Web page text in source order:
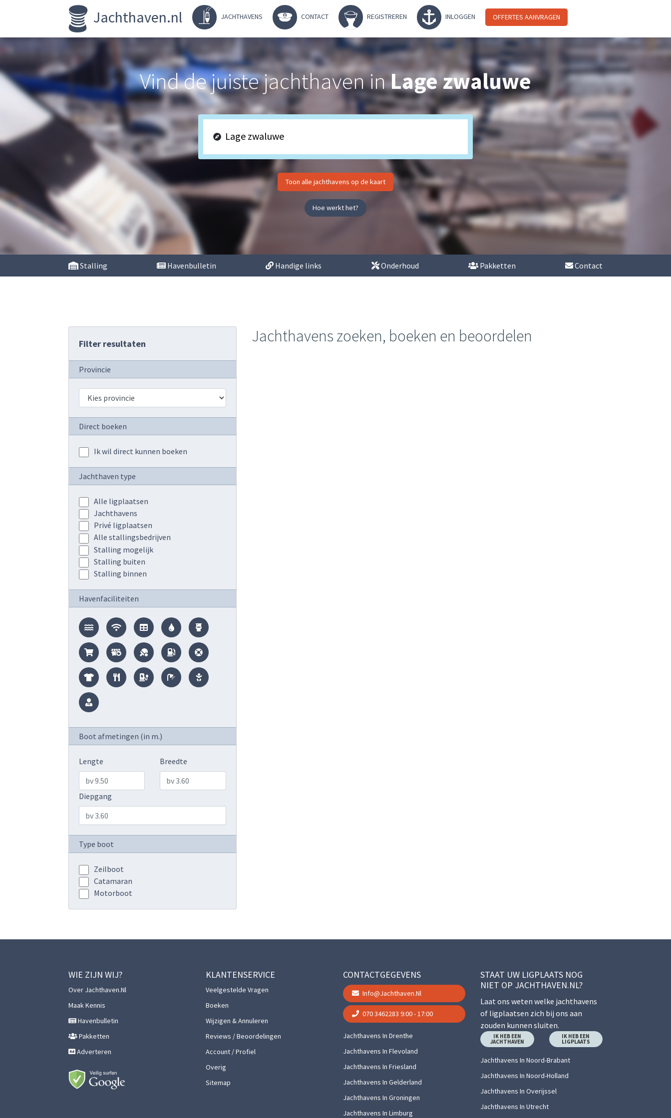
Jachthaven.nl JACHTHAVENS CONTACT REGISTREREN INLOGGEN OFFERTES AANVRAGEN
Vind de juiste jachthaven inLage zwaluwe
Toon alle jachthavens op de kaart
Hoe werkt het?
Stalling Havenbulletin Handige links Onderhoud Pakketten Contact
Filter resultaten
Provincie
Direct boeken
Ik wil direct kunnen boeken
Jachthaven type
Alle ligplaatsen
Jachthavens
Privé ligplaatsen
Alle stallingsbedrijven
Stalling mogelijk
Stalling buiten
Stalling binnen
Havenfaciliteiten
Boot afmetingen (in m.)
Lengte Breedte
Diepgang
Type boot
Zeilboot
Catamaran
Motorboot
Jachthavens zoeken, boeken en beoordelen
WIE ZIJN WIJ?
Over Jachthaven.nl
Maak Kennis
Havenbulletin
Pakketten
Adverteren
KLANTENSERVICE
Veelgestelde Vragen
Boeken
Wijzigen & Annuleren
Reviews / Beoordelingen
Account / Profiel
Overig
Sitemap
CONTACTGEGEVENS
Info@jachthaven.nl
070 3462283 9:00 - 17:00
Jachthavens In Drenthe
Jachthavens In Flevoland
Jachthavens In Friesland
Jachthavens In Gelderland
Jachthavens In Groningen
Jachthavens In Limburg
STAAT UW LIGPLAATS NOG
NIET OP JACHTHAVEN.NL?
Laat ons weten welke jachthavens
of ligplaatsen zich bij ons aan
zouden kunnen sluiten.
IK HEB EEN
JACHTHAVEN
IK HEB EEN
LIGPLAATS
Jachthavens In Noord-Brabant
Jachthavens In Noord-Holland
Jachthavens In Overijssel
Jachthavens In Utrecht